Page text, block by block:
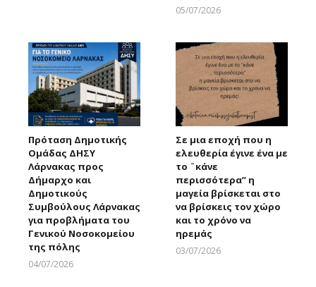
05/07/2026
Πρόταση Δημοτικής
Ομάδας ΔΗΣΥ
Λάρνακας προς
Δήμαρχο και
Δημοτικούς
Συμβούλους Λάρνακας
για προβλήματα του
Γενικού Νοσοκομείου
της πόλης
04/07/2026
Σε μια εποχή που η
ελευθερία έγινε ένα με
το ¨κάνε
περισσότερα” η
μαγεία βρίσκεται στο
να βρίσκεις τον χώρο
και το χρόνο να
ηρεμάς
03/07/2026